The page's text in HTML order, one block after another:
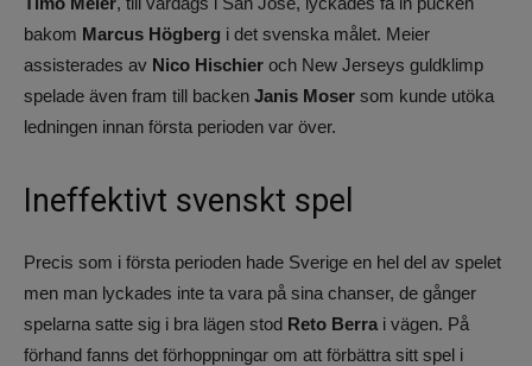
bakom Marcus Högberg i det svenska målet. Meier
assisterades av Nico Hischier och New Jerseys guldklimp
spelade även fram till backen Janis Moser som kunde utöka
ledningen innan första perioden var över.
Ineffektivt svenskt spel
Precis som i första perioden hade Sverige en hel del av spelet
men man lyckades inte ta vara på sina chanser, de gånger
spelarna satte sig i bra lägen stod Reto Berra i vägen. På
förhand fanns det förhoppningar om att förbättra sitt spel i